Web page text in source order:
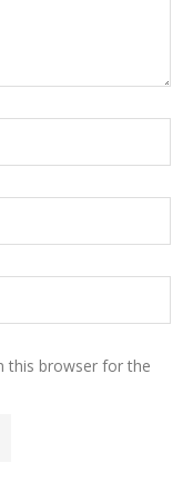
this browser for the